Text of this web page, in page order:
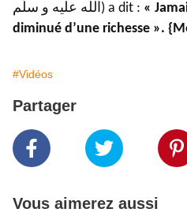
الله عليه و سلّم) a dit : «
diminué d’une richesse ».
#Vidéos
Partager
Vous aimerez aussi